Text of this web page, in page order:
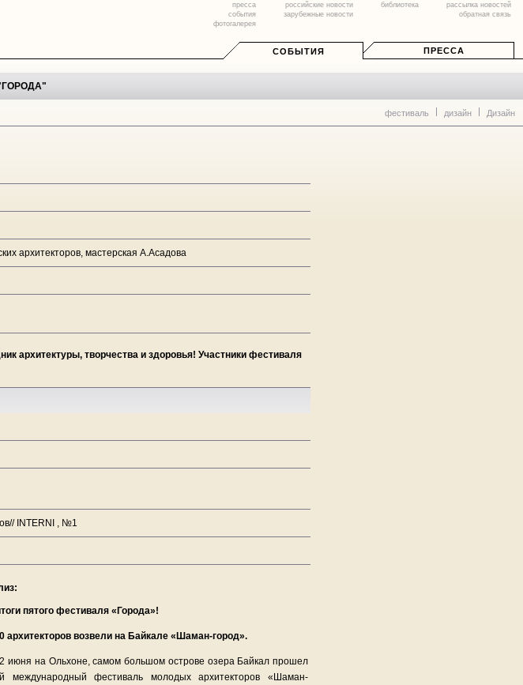
пресса
события
фотогалерея
российские новости
зарубежные новости
библиотека
рассылка новостей
обратная связь
СОБЫТИЯ ПРЕССА
фестиваль дизайн Дизайн
архитекторов, мастерская А.Асадова
архитектуры, творчества и здоровья! Участники фестиваля
INTERNI , №1
пятого фестиваля «Города»!
архитекторов возвели на Байкале «Шаман-город».
июня на Ольхоне, самом большом острове озера Байкал прошел
международный фестиваль молодых архитекторов «Шаман-